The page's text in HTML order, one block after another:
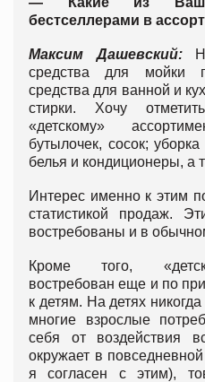
бестселлерами в
Максим Дашевский:
средства для мойки
средства для ванной и
стирки. Хочу
«детскому»
бутылочек, сосок; уборка
белья и кондиционеры, а
Интерес именно к этим
статистикой продаж.
востребованы и в
Кроме того,
востребован еще и по
к детям. На детях
многие взрослые
себя от воздействия
окружает в
я согласен с этим),